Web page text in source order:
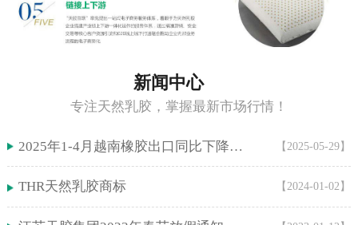
新闻中心
专注天然乳胶，掌握最新市场行情！
2025年1-4月越南橡胶出口同比下降5.9%！ 【2025-05-29】
THR天然乳胶商标 【2024-01-02】